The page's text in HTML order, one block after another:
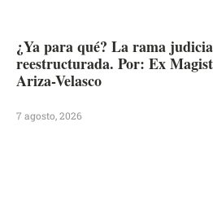
¿Ya para qué? La rama
reestructurada. Por: Ex
Ariza-Velasco
7 agosto, 2026